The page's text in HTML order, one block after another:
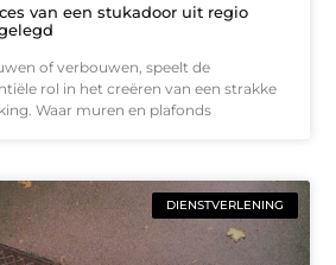
van een stukadoor uit regio
of verbouwen, speelt de
rol in het creëren van een strakke
Waar muren en plafonds
DIENSTVERLENING